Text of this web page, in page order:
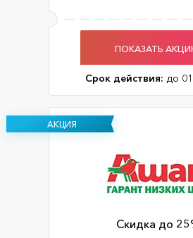
ПОКАЗАТЬ
Срок действия: до
АКЦИЯ
Скидка до